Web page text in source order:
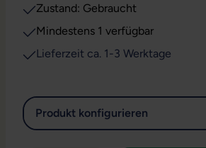
Zustand: Gebraucht
Mindestens 1 verfügbar
Lieferzeit ca. 1-3 Werktage
Produkt konfigurieren